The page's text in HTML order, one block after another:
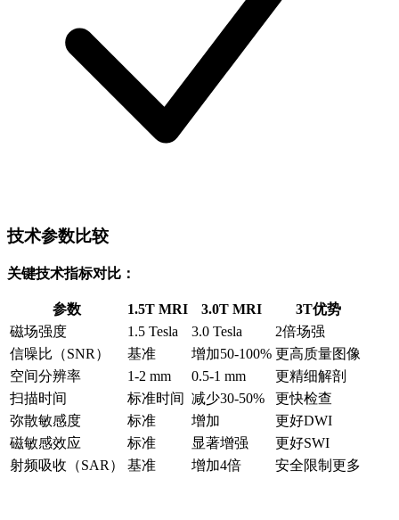
技术参数比较
关键技术指标对比：
参数 1.5T MRI 3.0T MRI
3T优势
磁场强度
1.5 Tesla 3.0 Tesla
2倍场强
信噪比（SNR）
基准 增加50-100% 更高质量图像
空间分辨率
1-2 mm 0.5-1 mm
更精细解剖
扫描时间
标准时间 减少30-50%
更快检查
弥散敏感度
标准 增加
更好DWI
磁敏感效应
标准 显著增强
更好SWI
射频吸收（SAR）
基准 增加4倍 安全限制更多